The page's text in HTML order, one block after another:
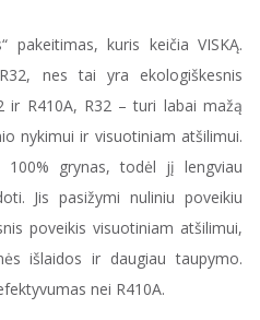
pakeitimas, kuris keičia VISKĄ.
nes tai yra ekologiškesnis
ir R410A, R32 – turi labai mažą
nykimui ir visuotiniam atšilimui.
grynas, todėl jį lengviau
Jis pasižymi nuliniu poveikiu
poveikis visuotiniam atšilimui,
išlaidos ir daugiau taupymo.
nei R410A.